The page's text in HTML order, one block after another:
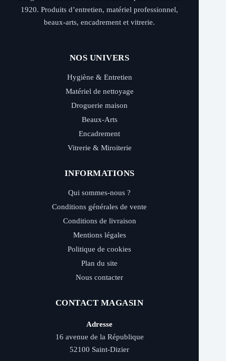
1920. Produits d’entretien, matériel professionnel,
beaux-arts, encadrement et vitrerie.
NOS UNIVERS
Hygiène & Entretien
Matériel de nettoyage
Droguerie maison
Beaux-Arts
Encadrement
Vitrerie & Miroiterie
INFORMATIONS
Qui sommes-nous ?
Conditions générales de vente
Conditions de livraison
Mentions légales
Politique de cookies
Plan du site
Nous contacter
CONTACT MAGASIN
Adresse
16 avenue de la République
52100 Saint-Dizier